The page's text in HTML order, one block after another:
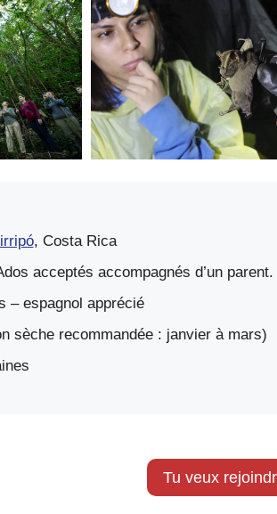
, Costa Rica
acceptés accompagnés d’un parent.
– espagnol apprécié
sèche recommandée : janvier à mars)
Tu veux